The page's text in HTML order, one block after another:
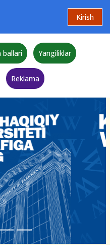
Kirish
ballari Yangiliklar
Reklama